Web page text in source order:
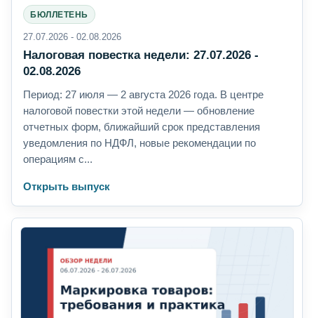
БЮЛЛЕТЕНЬ
27.07.2026 - 02.08.2026
Налоговая повестка недели: 27.07.2026 -
02.08.2026
Период: 27 июля — 2 августа 2026 года. В центре
налоговой повестки этой недели — обновление
отчетных форм, ближайший срок представления
уведомления по НДФЛ, новые рекомендации по
операциям с...
Открыть выпуск